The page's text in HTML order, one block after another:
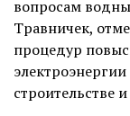
вопросам
Травничек,
процедур
строительстве